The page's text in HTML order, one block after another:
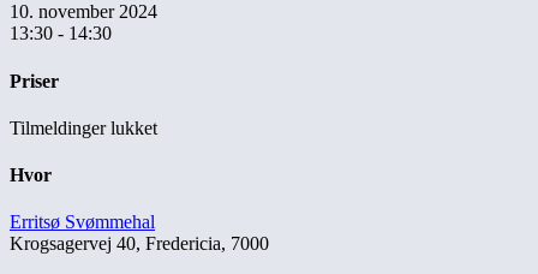
10. november 2024
13:30 - 14:30
Priser
Tilmeldinger lukket
Hvor
Erritsø Svømmehal
Krogsagervej 40, Fredericia, 7000